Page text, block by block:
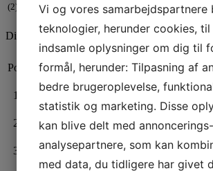
(2) Finishes in [brackets] denote throwouts
Division: Zoom8(8 boats) (top)
Pos Sail Boat Skipper
1.
sejlads
2.
sejlads
3.
1
182
Hestbæk,
Mark
[2]
2 274
Gundborg,
Emil
[2] 2 1
3 192
Bøgesø,
4 3 4
Vi og vores samarbejdspartnere
teknologier, herunder cookies, til
indsamle oplysninger om dig til
formål, herunder: Tilpasning af
bedre brugeroplevelse,
statistik og marketing. Disse
kan blive delt med
analysepartnere, som kan
med data, du tidligere har givet